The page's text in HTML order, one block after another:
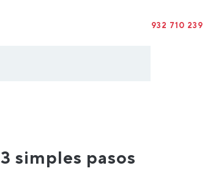
932 710 239
3 simples pasos